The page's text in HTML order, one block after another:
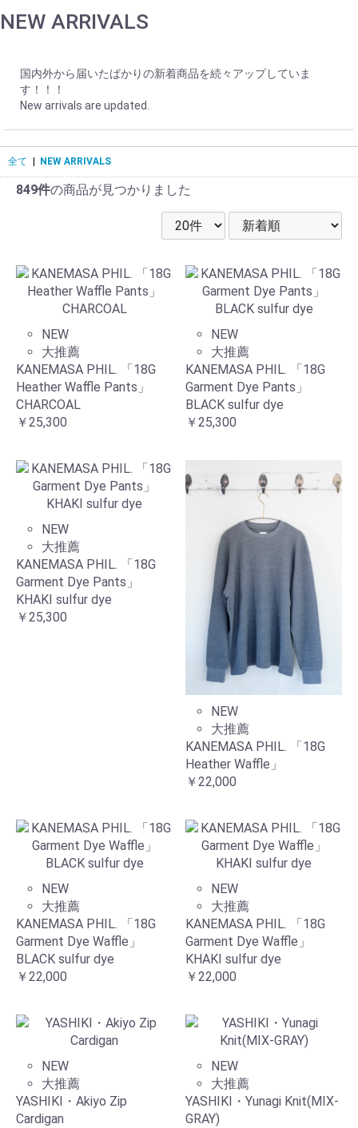
NEW ARRIVALS
国内外から届いたばかりの新着商品を続々アップしていま
す！！！
New arrivals are updated.
全て NEW ARRIVALS
849件の商品が見つかりました
NEW
大推薦
KANEMASA PHIL. 「18G
Heather Waffle Pants」
CHARCOAL
￥25,300
NEW
大推薦
KANEMASA PHIL. 「18G
Garment Dye Pants」
BLACK sulfur dye
￥25,300
NEW
大推薦
KANEMASA PHIL. 「18G
Garment Dye Pants」
KHAKI sulfur dye
￥25,300
NEW
大推薦
KANEMASA PHIL. 「18G
Heather Waffle」
￥22,000
NEW
大推薦
KANEMASA PHIL. 「18G
Garment Dye Waffle」
BLACK sulfur dye
￥22,000
NEW
大推薦
KANEMASA PHIL. 「18G
Garment Dye Waffle」
KHAKI sulfur dye
￥22,000
NEW
大推薦
YASHIKI・Akiyo Zip
Cardigan
NEW
大推薦
YASHIKI・Yunagi Knit(MIX-
GRAY)